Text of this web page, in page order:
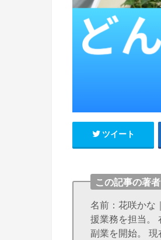
ツイート
この記事の著者
名前：花咲かな
援業務を担当。
副業を開始。